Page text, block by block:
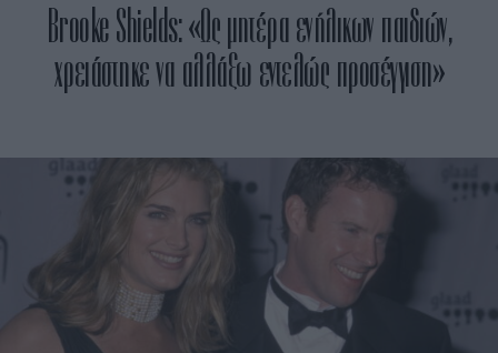
Brooke Shields: «Ως μητέρα ενήλικων παιδιών,
χρειάστηκε να αλλάξω εντελώς προσέγγιση»